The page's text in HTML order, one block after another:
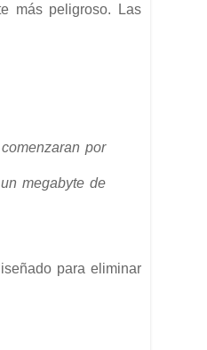
más peligroso. Las
por
megabyte de
para eliminar